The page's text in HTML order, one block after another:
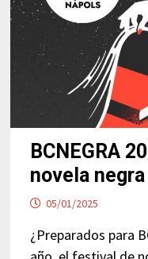
BCNEGRA
novela
05/01/2025
¿Preparados para